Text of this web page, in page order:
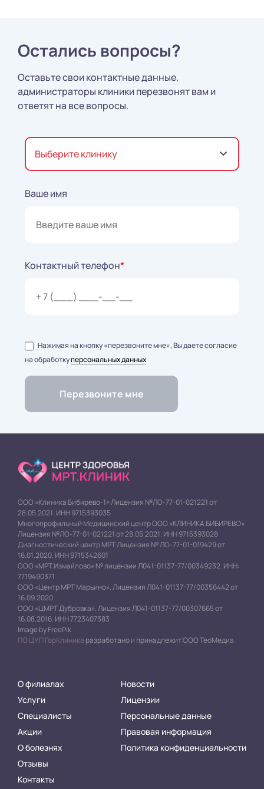
Остались вопросы?
Оставьте свои контактные данные,
администраторы клиники перезвонят вам и
ответят на все вопросы.
Выберите клинику
Ваше имя
Контактный телефон*
Нажимая на кнопку «перезвоните мне», Вы даете согласие
на обработкуперсональных данных
ООО «Клиника Бибирево-1» Лицензия №ЛО-77-01-021221 от
28.05.2021. ИНН 9715393035
Многопрофильный Медицинский центр ООО «КЛИНИКА БИБИРЕВО»
Лицензия №ЛО-77-01-021221 от 28.05.2021. ИНН 9715393028
Диагностический центр МРТ Лицензия № ЛО-77-01-019429 от
16.01.2020. ИНН 9715342601
ООО «МРТ Измайлово» № лицензии Л041-01137-77/00349232. ИНН:
7719490371
ООО «Центр МРТ Марьино». Лицензия Л041-01137-77/00356442 от
16.09.2020
ООО «ЦМРТ Дубровка». Лицензия Л041-01137-77/00307665 от
16.08.2016. ИНН 7723407383
Image by FreePik
ПО ЦУП ГорКлиника разработано и принадлежит ООО ТеоМедиа
О филиалах
Услуги
Специалисты
Акции
О болезнях
Отзывы
Контакты
Новости
Лицензии
Персональные данные
Правовая информация
Политика конфиденциальности